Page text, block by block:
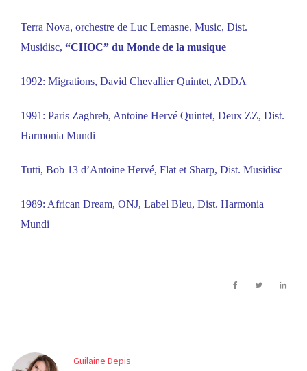
Terra Nova, orchestre de Luc Lemasne, Music, Dist.
Musidisc, “CHOC” du Monde de la musique
1992: Migrations, David Chevallier Quintet, ADDA
1991: Paris Zaghreb, Antoine Hervé Quintet, Deux ZZ, Dist.
Harmonia Mundi
Tutti, Bob 13 d’Antoine Hervé, Flat et Sharp, Dist. Musidisc
1989: African Dream, ONJ, Label Bleu, Dist. Harmonia
Mundi
Guilaine Depis